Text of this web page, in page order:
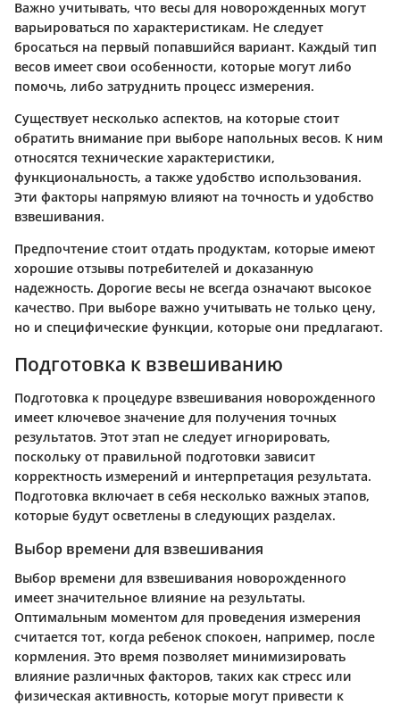
Важно учитывать, что весы для новорожденных могут
варьироваться по характеристикам. Не следует
бросаться на первый попавшийся вариант. Каждый тип
весов имеет свои особенности, которые могут либо
помочь, либо затруднить процесс измерения.
Существует несколько аспектов, на которые стоит
обратить внимание при выборе напольных весов. К ним
относятся технические характеристики,
функциональность, а также удобство использования.
Эти факторы напрямую влияют на точность и удобство
взвешивания.
Предпочтение стоит отдать продуктам, которые имеют
хорошие отзывы потребителей и доказанную
надежность. Дорогие весы не всегда означают высокое
качество. При выборе важно учитывать не только цену,
но и специфические функции, которые они предлагают.
Подготовка к взвешиванию
Подготовка к процедуре взвешивания новорожденного
имеет ключевое значение для получения точных
результатов. Этот этап не следует игнорировать,
поскольку от правильной подготовки зависит
корректность измерений и интерпретация результата.
Подготовка включает в себя несколько важных этапов,
которые будут осветлены в следующих разделах.
Выбор времени для взвешивания
Выбор времени для взвешивания новорожденного
имеет значительное влияние на результаты.
Оптимальным моментом для проведения измерения
считается тот, когда ребенок спокоен, например, после
кормления. Это время позволяет минимизировать
влияние различных факторов, таких как стресс или
физическая активность, которые могут привести к